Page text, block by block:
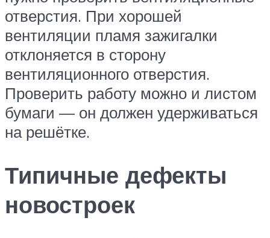
отверстия. При хорошей
вентиляции пламя зажигалки
отклоняется в сторону
вентиляционного отверстия.
Проверить работу можно и листом
бумаги — он должен удерживаться
на решётке.
Типичные дефекты
новостроек